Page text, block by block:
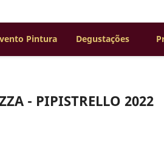
Pintura Degustações
- PIPISTRELLO 2022